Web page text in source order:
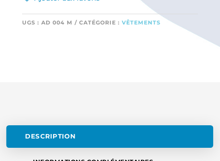
UGS : AD 004 M CATÉGORIE : VÊTEMENTS
DESCRIPTION